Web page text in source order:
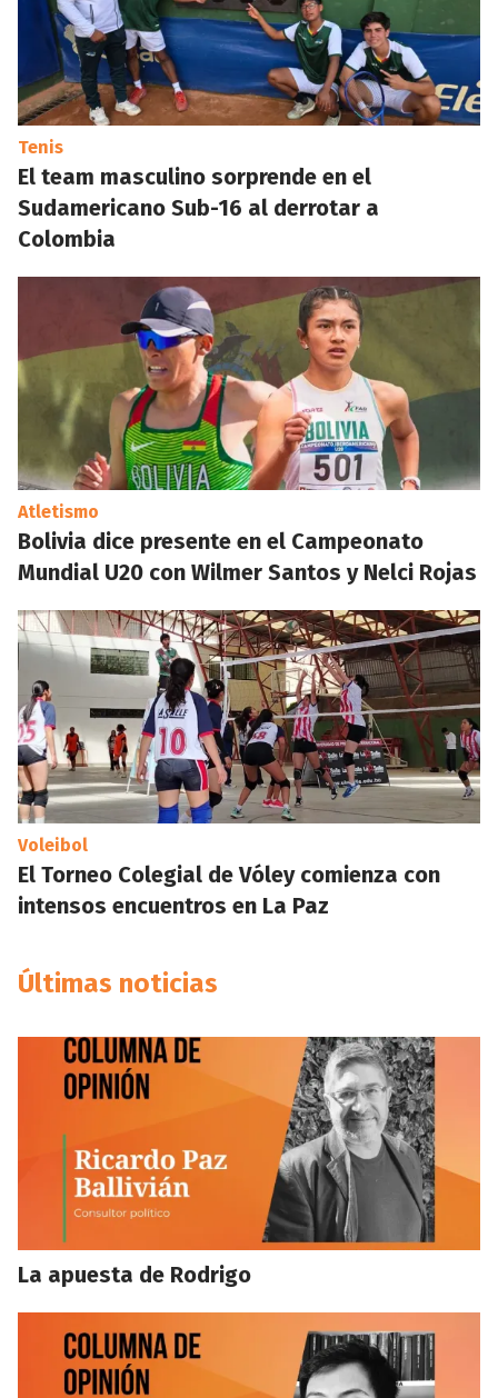
Tenis
El team masculino sorprende en el
Sudamericano Sub-16 al derrotar a
Colombia
Atletismo
Bolivia dice presente en el Campeonato
Mundial U20 con Wilmer Santos y Nelci Rojas
Voleibol
El Torneo Colegial de Vóley comienza con
intensos encuentros en La Paz
Últimas noticias
La apuesta de Rodrigo